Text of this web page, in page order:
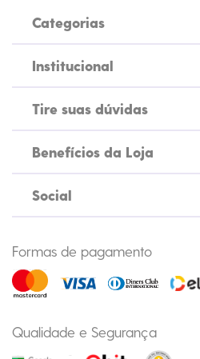
Categorias
Institucional
Tire suas dúvidas
Benefícios da Loja
Social
Formas de pagamento
Qualidade e Segurança